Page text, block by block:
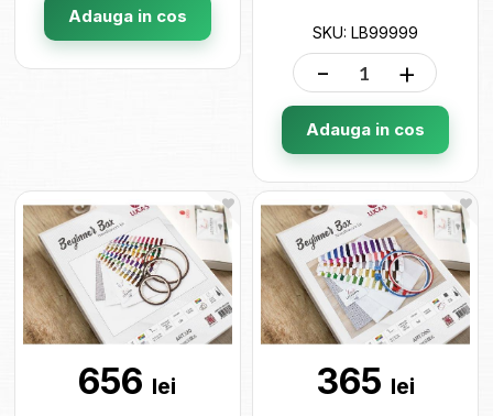
Adauga in cos
SKU: LB99999
- +
Adauga in cos
656 lei 365 lei